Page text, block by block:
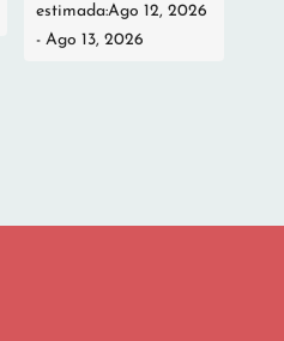
estimada:Ago 12, 2026
- Ago 13, 2026